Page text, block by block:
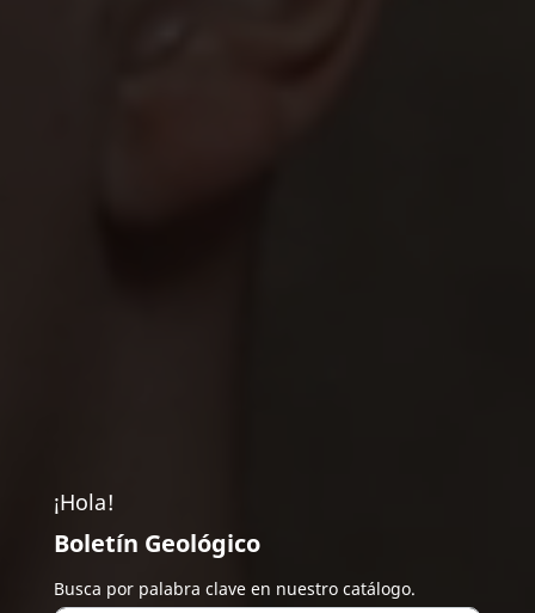
¡Hola!
Boletín Geológico
Busca por palabra clave en nuestro catálogo.